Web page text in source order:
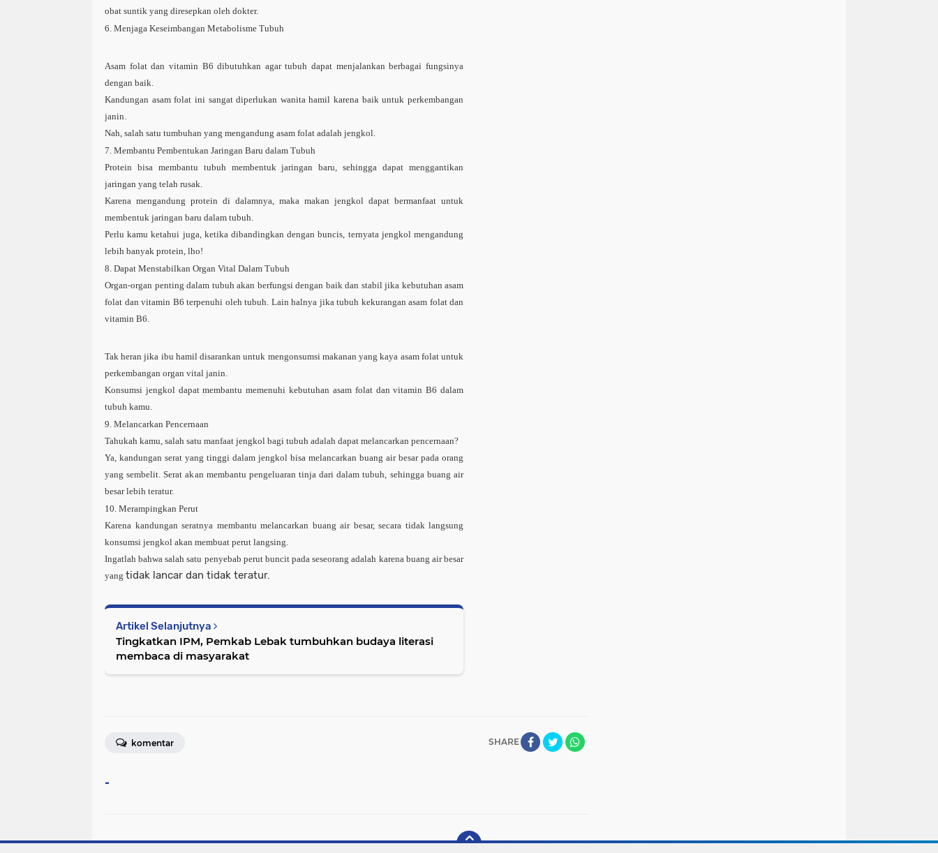
obat suntik yang diresepkan oleh dokter.
6. Menjaga Keseimbangan Metabolisme Tubuh
Asam folat dan vitamin B6 dibutuhkan agar tubuh dapat menjalankan berbagai fungsinya
dengan baik.
Kandungan asam folat ini sangat diperlukan wanita hamil karena baik untuk perkembangan
janin.
Nah, salah satu tumbuhan yang mengandung asam folat adalah jengkol.
7. Membantu Pembentukan Jaringan Baru dalam Tubuh
Protein bisa membantu tubuh membentuk jaringan baru, sehingga dapat menggantikan
jaringan yang telah rusak.
Karena mengandung protein di dalamnya, maka makan jengkol dapat bermanfaat untuk
membentuk jaringan baru dalam tubuh.
Perlu kamu ketahui juga, ketika dibandingkan dengan buncis, ternyata jengkol mengandung
lebih banyak protein, lho!
8. Dapat Menstabilkan Organ Vital Dalam Tubuh
Organ-organ penting dalam tubuh akan berfungsi dengan baik dan stabil jika kebutuhan asam
folat dan vitamin B6 terpenuhi oleh tubuh. Lain halnya jika tubuh kekurangan asam folat dan
vitamin B6.
Tak heran jika ibu hamil disarankan untuk mengonsumsi makanan yang kaya asam folat untuk
perkembangan organ vital janin.
Konsumsi jengkol dapat membantu memenuhi kebutuhan asam folat dan vitamin B6 dalam
tubuh kamu.
9. Melancarkan Pencernaan
Tahukah kamu, salah satu manfaat jengkol bagi tubuh adalah dapat melancarkan pencernaan?
Ya, kandungan serat yang tinggi dalam jengkol bisa melancarkan buang air besar pada orang
yang sembelit. Serat akan membantu pengeluaran tinja dari dalam tubuh, sehingga buang air
besar lebih teratur.
10. Merampingkan Perut
Karena kandungan seratnya membantu melancarkan buang air besar, secara tidak langsung
konsumsi jengkol akan membuat perut langsing.
Ingatlah bahwa salah satu penyebab perut buncit pada seseorang adalah karena buang air besar
yang tidak lancar dan tidak teratur.
Artikel Selanjutnya
Tingkatkan IPM, Pemkab Lebak tumbuhkan budaya literasi
membaca di masyarakat
SHARE
komentar
-